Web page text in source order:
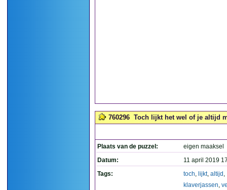
760296 Toch lijkt het wel of je altijd
Plaats van de puzzel:
eigen maaksel
Datum:
11 april 2019
Tags:
toch, lijkt, altijd ,
klaverjassen,